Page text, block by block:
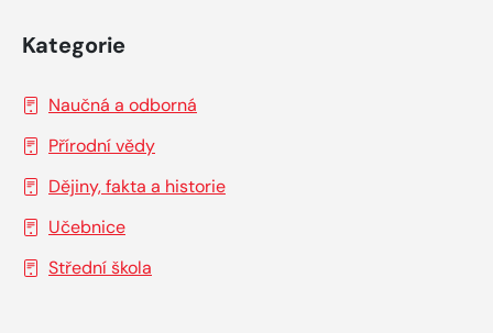
Kategorie
Naučná a odborná
Přírodní vědy
Dějiny, fakta a historie
Učebnice
Střední škola